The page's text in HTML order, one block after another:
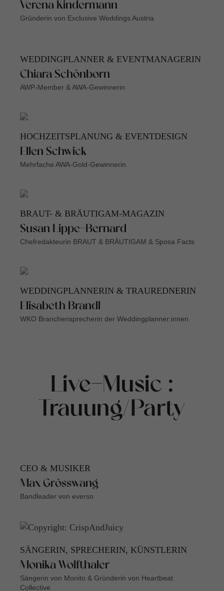
Verena Kindermann
Gründerin von Exclusive Weddings Austria
WEDDINGPLANNER & EVENTMANAGERIN
Chiara Schönborn
AWP-Member & AWA-Gewinnerin
HOCHZEITSPLANUNG & EVENTDESIGN
Ellen Schwick
Mehrfache AWA-Gold-Gewinnerin
BRAUT- & BRÄUTIGAM-MAGAZIN
Susan Lippe-Bernard
Chefredakteurin BRAUT & BRÄUTIGAM & Sposa Facts
WEDDINGPLANNERIN & TRAUREDNERIN
Elisabeth Brandl
WKO Branchensprecherin der Weddingplanner:innen
Live-Music :
Trauung/Party
CEO & MUSIKER
Max Grösswang
Bandleader von everso
SÄNGERIN, SPRECHERIN, KÜNSTLERIN
Monika Wolfthaler
Sängerin von Monito & Gründerin von Heartbeat
Collective